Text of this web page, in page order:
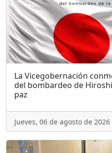
La Vicegobernación
del bombardeo de
paz
Jueves, 06 de agosto de 2026